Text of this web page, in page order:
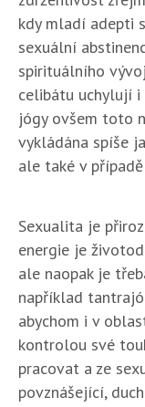
kdy mladí adepti
sexuální
spirituálního
celibátu uchylují i
jógy ovšem toto
vykládána spíše
ale také v
Sexualita je
energie je
ale naopak je
například
abychom i v
kontrolou své
pracovat a ze
povznášející,